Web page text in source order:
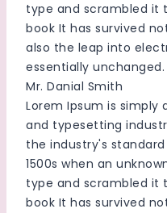
type and scrambled it
book It has survived
also the leap into
essentially unchanged.
Mr. Danial Smith
Lorem Ipsum is
and typesetting
the industry's
1500s when an
type and scrambled it
book It has survived